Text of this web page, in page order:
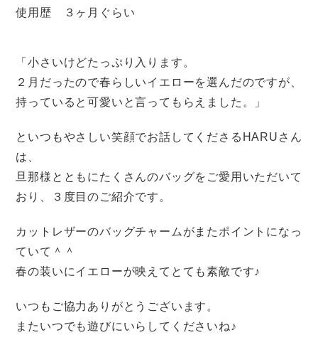
使用歴 ３ヶ月ぐらい
「小さいけどたっぷり入ります。
２月だったので春らしいイエローを選んだのですが、
持っていると可愛いと言ってもらえました。」
といつもやさしい笑顔でお話してくださるHARUさん
は、
旦那様とともにたくさんのバッグをご愛用いただいて
おり、３度目のご紹介です。
カットレザーのバッグチャームがまたポイントになっ
ていて＾＾
春の装いにイエローが映えてとても素敵です♪
いつもご協力ありがとうございます。
またいつでも遊びにいらしてくださいね♪